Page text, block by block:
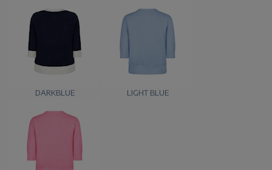
DARKBLUE LIGHT BLUE